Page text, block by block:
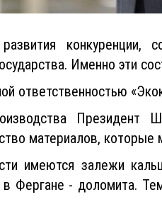
Именно эти
ответственностью
Президент
материалов, которые
имеются залежи
Фергане - доломита.